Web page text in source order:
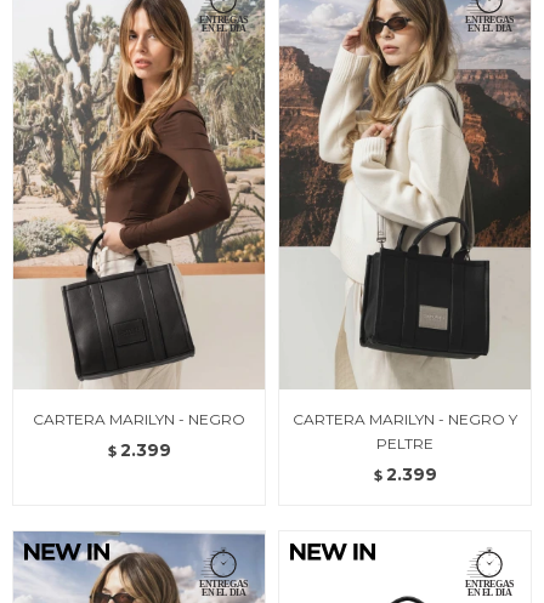
CARTERA MARILYN - NEGRO
$ 2.399
CARTERA MARILYN - NEGRO Y
PELTRE
$ 2.399